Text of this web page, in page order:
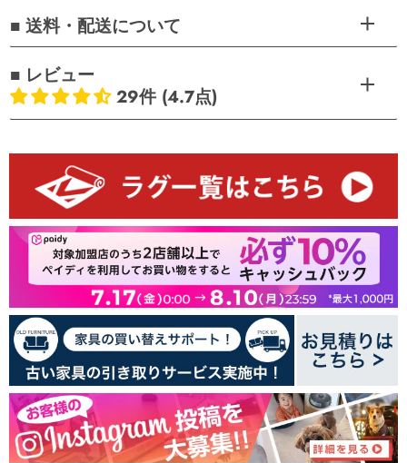
■ 送料・配送について
■ レビュー
29件 (4.7点)
お客様のレビュー
5つ星中4.72つ星
レビュー数 29 件
24
4
0
0
1
レビューを書く